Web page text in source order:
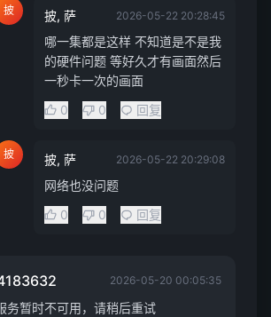
披 披, 萨 2026-05-22 20:28:45
哪一集都是这样 不知道是不是我
的硬件问题 等好久才有画面然后
一秒卡一次的画面
0
0 回复
披 披, 萨 2026-05-22 20:29:08
网络也没问题
0
0 回复
2026-05-20 00:05:35
务暂时不可用，请稍后重试